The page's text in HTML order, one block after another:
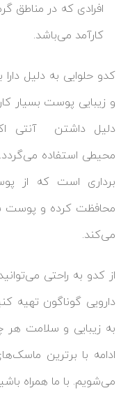
افرادی که در مناطق
کارآمد می‌باشد.
و زیبایی پوست بسیار
دلیل داشتن آنتی
محیطی استفاده
برداری است که از
محافظت کرده و پوست
می‌کند.
از کدو به راحتی
دارویی گوناگون تهیه
به زیبایی و سلامت
ادامه با برترین
می‌شویم. با ما همراه